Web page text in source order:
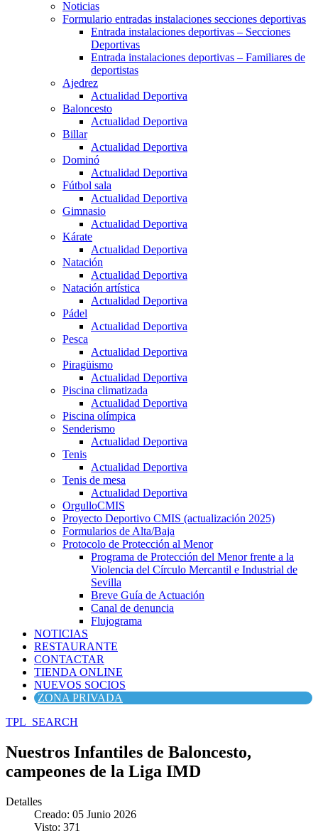
Noticias
Formulario entradas instalaciones secciones deportivas
Entrada instalaciones deportivas – Secciones
Deportivas
Entrada instalaciones deportivas – Familiares de
deportistas
Ajedrez
Actualidad Deportiva
Baloncesto
Actualidad Deportiva
Billar
Actualidad Deportiva
Dominó
Actualidad Deportiva
Fútbol sala
Actualidad Deportiva
Gimnasio
Actualidad Deportiva
Kárate
Actualidad Deportiva
Natación
Actualidad Deportiva
Natación artística
Actualidad Deportiva
Pádel
Actualidad Deportiva
Pesca
Actualidad Deportiva
Piragüismo
Actualidad Deportiva
Piscina climatizada
Actualidad Deportiva
Piscina olímpica
Senderismo
Actualidad Deportiva
Tenis
Actualidad Deportiva
Tenis de mesa
Actualidad Deportiva
OrgulloCMIS
Proyecto Deportivo CMIS (actualización 2025)
Formularios de Alta/Baja
Protocolo de Protección al Menor
Programa de Protección del Menor frente a la
Violencia del Círculo Mercantil e Industrial de
Sevilla
Breve Guía de Actuación
Canal de denuncia
Flujograma
NOTICIAS
RESTAURANTE
CONTACTAR
TIENDA ONLINE
NUEVOS SOCIOS
ZONA PRIVADA
TPL_SEARCH
Nuestros Infantiles de Baloncesto,
campeones de la Liga IMD
Detalles
Creado: 05 Junio 2026
Visto: 371